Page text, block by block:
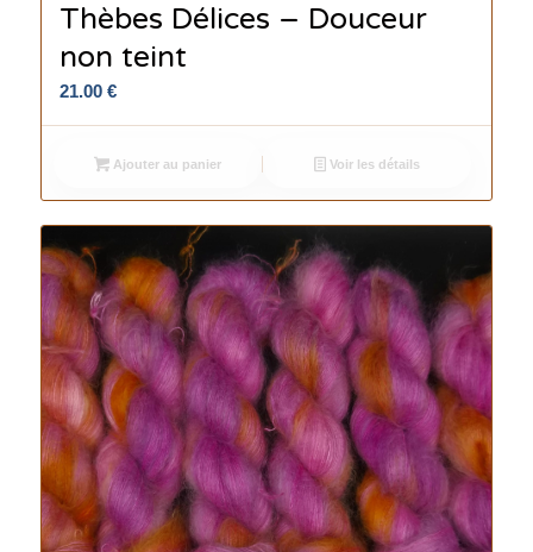
Thèbes Délices – Douceur
non teint
21.00 €
Ajouter au panier Voir les détails